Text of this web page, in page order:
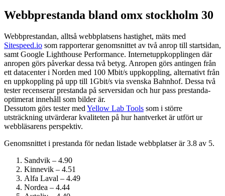
Webbprestanda bland omx stockholm 30
Webbprestandan, alltså webbplatsens hastighet, mäts med
Sitespeed.io som rapporterar genomsnittet av två anrop till startsidan,
samt Google Lighthouse Performance. Internet­uppkopplingen där
anropen görs påverkar dessa två betyg. Anropen görs antingen från
ett datacenter i Norden med 100 Mbit/s uppkoppling, alternativt från
en uppkoppling på upp till 1Gbit/s via svenska Bahnhof. Dessa två
tester recenserar prestanda på serversidan och hur pass prestanda­
optimerat innehåll som bilder är.
Dessutom görs tester med Yellow Lab Tools som i större
utsträckning utvärderar kvaliteten på hur hantverket är utfört ur
webbläsarens perspektiv.
Genomsnittet i prestanda för nedan listade webbplatser är 3.8 av 5.
Sandvik – 4.90
Kinnevik – 4.51
Alfa Laval – 4.49
Nordea – 4.44